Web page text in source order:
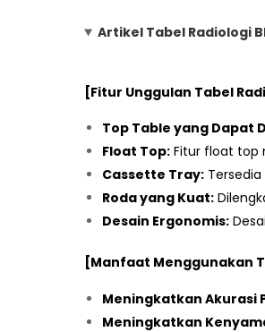
Artikel Tabel Radiologi
[Fitur Unggulan Tabel
Top Table yang Dapat
Float Top: Fitur float top
Cassette Tray:
Roda yang Kuat:
Desain Ergonomis:
[Manfaat Menggunakan
Meningkatkan Akurasi
Meningkatkan